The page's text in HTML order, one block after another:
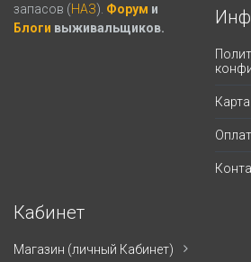
запасов (НАЗ). Форум и
Блоги выживальщиков.
Кабинет
Магазин (личный Кабинет)